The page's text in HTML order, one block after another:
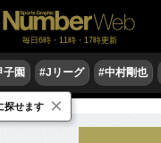
毎日6時・11時・17時更新
子園 #Jリーグ #中村剛也
探せます ×